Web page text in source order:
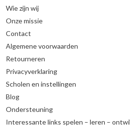
Wie zijn wij
Onze missie
Contact
Algemene voorwaarden
Retourneren
Privacyverklaring
Scholen en instellingen
Blog
Ondersteuning
Interessante links spelen – leren –